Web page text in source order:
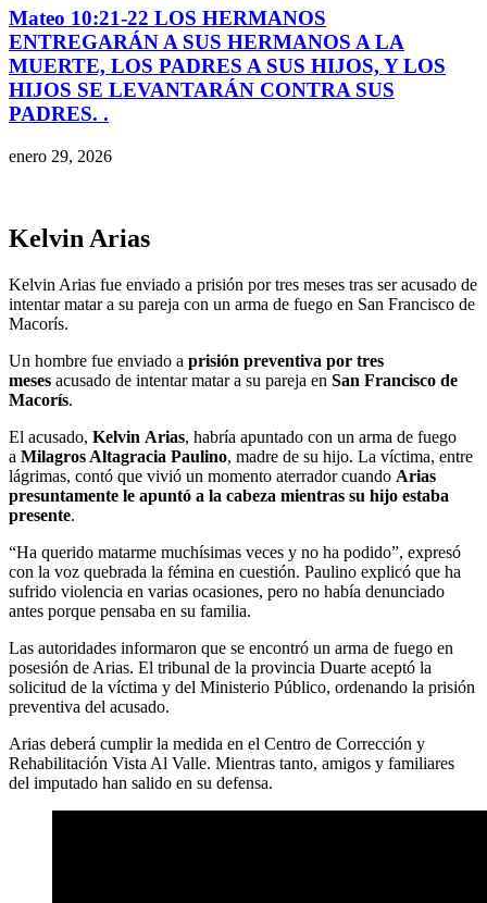
Mateo 10:21-22 LOS HERMANOS
ENTREGARÁN A SUS HERMANOS A LA
MUERTE, LOS PADRES A SUS HIJOS, Y LOS
HIJOS SE LEVANTARÁN CONTRA SUS
PADRES. .
enero 29, 2026
Kelvin Arias
Kelvin Arias fue enviado a prisión por tres meses tras ser acusado de
intentar matar a su pareja con un arma de fuego en San Francisco de
Macorís.
Un hombre fue enviado a prisión preventiva por tres
meses acusado de intentar matar a su pareja en San Francisco de
Macorís.
El acusado, Kelvin Arias, habría apuntado con un arma de fuego
a Milagros Altagracia Paulino, madre de su hijo. La víctima, entre
lágrimas, contó que vivió un momento aterrador cuando Arias
presuntamente le apuntó a la cabeza mientras su hijo estaba
presente.
“Ha querido matarme muchísimas veces y no ha podido”, expresó
con la voz quebrada la fémina en cuestión. Paulino explicó que ha
sufrido violencia en varias ocasiones, pero no había denunciado
antes porque pensaba en su familia.
Las autoridades informaron que se encontró un arma de fuego en
posesión de Arias. El tribunal de la provincia Duarte aceptó la
solicitud de la víctima y del Ministerio Público, ordenando la prisión
preventiva del acusado.
Arias deberá cumplir la medida en el Centro de Corrección y
Rehabilitación Vista Al Valle. Mientras tanto, amigos y familiares
del imputado han salido en su defensa.